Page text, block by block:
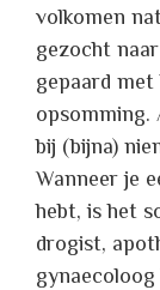
volkomen
gezocht
gepaard met
opsomming.
bij (bijna)
Wanneer je
hebt, is het
drogist,